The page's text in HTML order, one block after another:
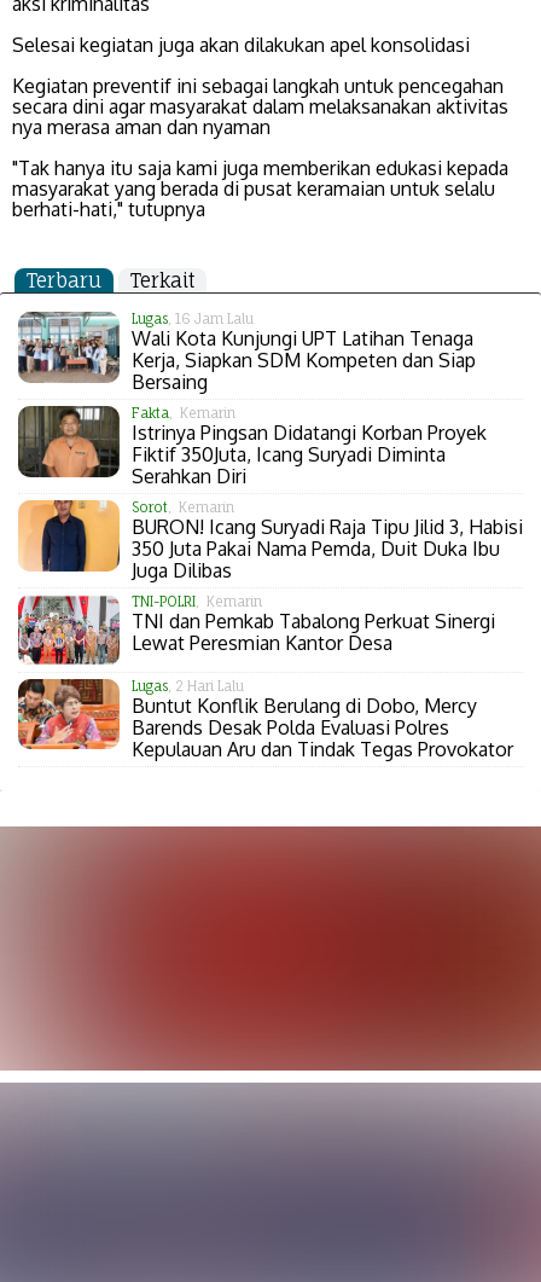
Selesai kegiatan juga akan dilakukan apel konsolidasi
Kegiatan preventif ini sebagai langkah untuk pencegahan
secara dini agar masyarakat dalam melaksanakan aktivitas
nya merasa aman dan nyaman
"Tak hanya itu saja kami juga memberikan edukasi kepada
masyarakat yang berada di pusat keramaian untuk selalu
berhati-hati," tutupnya
Terbaru Terkait
Lugas, 16 Jam Lalu
Wali Kota Kunjungi UPT Latihan Tenaga
Kerja, Siapkan SDM Kompeten dan Siap
Bersaing
Fakta, Kemarin
Istrinya Pingsan Didatangi Korban Proyek
Fiktif 350Juta, Icang Suryadi Diminta
Serahkan Diri
Sorot, Kemarin
BURON! Icang Suryadi Raja Tipu Jilid 3, Habisi
350 Juta Pakai Nama Pemda, Duit Duka Ibu
Juga Dilibas
TNI-POLRI, Kemarin
TNI dan Pemkab Tabalong Perkuat Sinergi
Lewat Peresmian Kantor Desa
Lugas, 2 Hari Lalu
Buntut Konflik Berulang di Dobo, Mercy
Barends Desak Polda Evaluasi Polres
Kepulauan Aru dan Tindak Tegas Provokator